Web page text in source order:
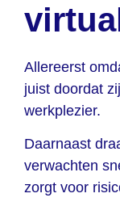
Allereerst
juist doordat
werkplezier.
Daarnaast
verwachten
zorgt voor